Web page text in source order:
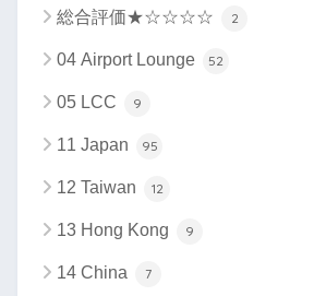
総合評価★☆☆☆☆ 2
04 Airport Lounge 52
05 LCC 9
11 Japan 95
12 Taiwan 12
13 Hong Kong 9
14 China 7